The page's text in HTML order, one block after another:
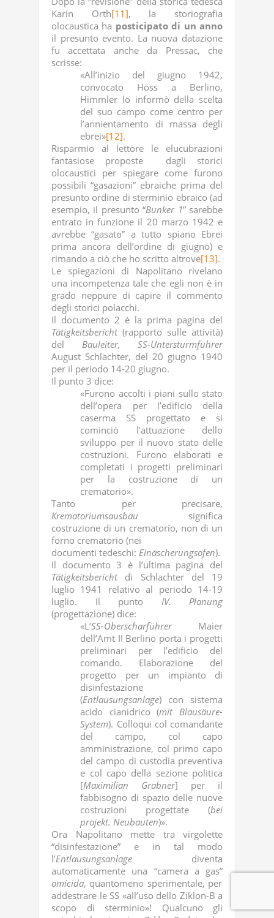
Karin Orth[11], la storiografia
olocaustica ha posticipato di un anno
il presunto evento. La nuova datazione
fu accettata anche da Pressac, che
scrisse:
«All’inizio del giugno 1942,
convocato Höss a Berlino,
Himmler lo informò della scelta
del suo campo come centro per
l’annientamento di massa degli
ebrei»[12].
Risparmio al lettore le elucubrazioni
fantasiose proposte dagli storici
olocaustici per spiegare come furono
possibili “gasazioni” ebraiche prima del
presunto ordine di sterminio ebraico (ad
esempio, il presunto “Bunker 1” sarebbe
entrato in funzione il 20 marzo 1942 e
avrebbe “gasato” a tutto spiano Ebrei
prima ancora dell’ordine di giugno) e
rimando a ciò che ho scritto altrove[13].
Le spiegazioni di Napolitano rivelano
una incompetenza tale che egli non è in
grado neppure di capire il commento
degli storici polacchi.
Il documento 2 è la prima pagina del
Tätigkeitsbericht(rapporto sulle attività)
del Bauleiter, SS-Untersturmführer
August Schlachter, del 20 giugno 1940
per il periodo 14-20 giugno.
Il punto 3 dice:
«Furono accolti i piani sullo stato
dell’opera per l’edificio della
caserma SS progettato e si
cominciò l’attuazione dello
sviluppo per il nuovo stato delle
costruzioni. Furono elaborati e
completati i progetti preliminari
per la costruzione di un
crematorio».
Tanto per precisare,
Krematoriumsausbau significa
costruzione di un crematorio, non di un
forno crematorio (nei
documenti tedeschi: Einäscherungsofen).
Il documento 3 è l’ultima pagina del
Tätigkeitsbericht di Schlachter del 19
luglio 1941 relativo al periodo 14-19
luglio. Il punto IV. Planung
(progettazione) dice:
«L’SS-Oberscharführer Maier
dell’Amt II Berlino porta i progetti
preliminari per l’edificio del
comando. Elaborazione del
progetto per un impianto di
disinfestazione
(Entlausungsanlage) con sistema
acido cianidrico (mit Blausäure-
System). Colloqui col comandante
del campo, col capo
amministrazione, col primo capo
del campo di custodia preventiva
e col capo della sezione politica
[Maximilian Grabner] per il
fabbisogno di spazio delle nuove
costruzioni progettate (bei
projekt. Neubauten)».
Ora Napolitano mette tra virgolette
“disinfestazione” e in tal modo
l’Entlausungsanlage diventa
automaticamente una “camera a gas”
omicida, quantomeno sperimentale, per
addestrare le SS «all’uso dello Ziklon-B a
scopo di sterminio»! Qualcuno gli